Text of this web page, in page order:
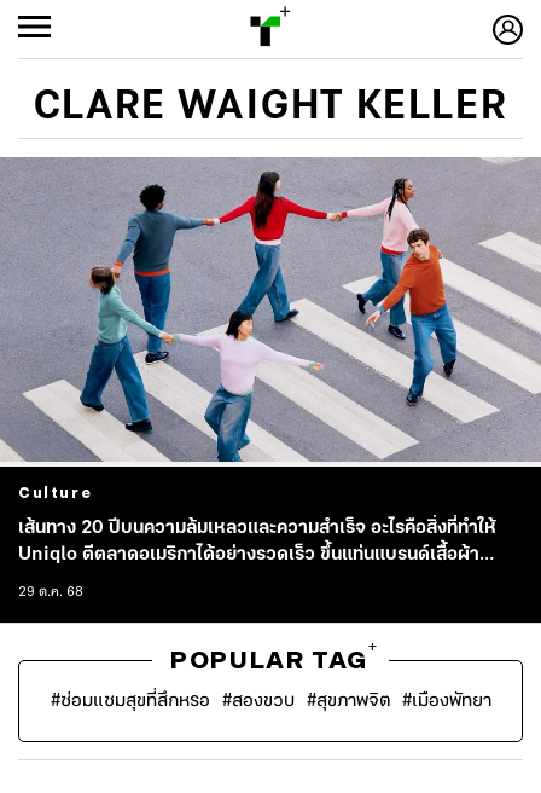
CLARE WAIGHT KELLER
Culture
เส้นทาง 20 ปีบนความล้มเหลวและความสำเร็จ อะไรคือสิ่งที่ทำให้
Uniqlo ตีตลาดอเมริกาได้อย่างรวดเร็ว ขึ้นแท่นแบรนด์เสื้อผ้า
อันดับ 3 ของโลก และยังปรากฏในป๊อปคัลเจอร์
29 ต.ค. 68
POPULAR TAG
+
#ซ่อมแซมสุขที่สึกหรอ #สองขวบ #สุขภาพจิต #เมืองพัทยา